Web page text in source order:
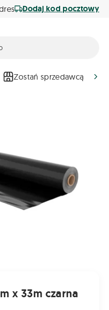
Dodaj kod pocztowy
Zostań sprzedawcą
x 33m czarna